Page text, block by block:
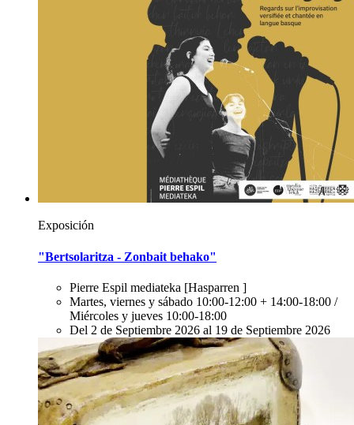
Exposición
"Bertsolaritza - Zonbait behako"
Pierre Espil mediateka [Hasparren ]
Martes, viernes y sábado 10:00-12:00 + 14:00-18:00 /
Miércoles y jueves 10:00-18:00
Del 2 de Septiembre 2026 al 19 de Septiembre 2026